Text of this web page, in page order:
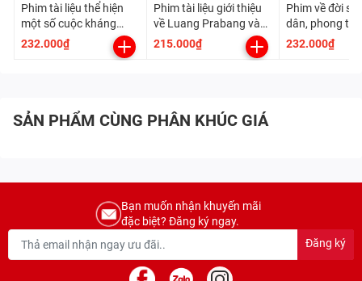
Phim tài liệu thể hiện
một số cuộc kháng
chiến chống ngoại xâm
trong lịch sử Việt Nam
232.000₫
Phim tài liệu giới thiệu
về Luang Prabang và
về vương quốc Lan
215.000₫
Phim về đời
dân, phong
hóa của các
quốc cổ đại
232.000₫
SẢN PHẨM CÙNG PHÂN KHÚC GIÁ
Bạn muốn nhận khuyến mãi
đặc biệt? Đăng ký ngay.
Đăng ký